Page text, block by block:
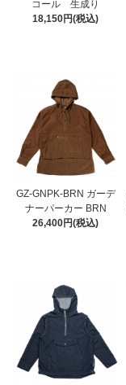
コール 生成り
18,150円(税込)
GZ-GNPK-BRN ガーデ
ナーパーカー BRN
26,400円(税込)